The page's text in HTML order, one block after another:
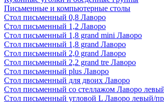
Письменные и компьютерные столы
Стол письменный 0,8 Лаворо
Стол письменный 1,2 Лаворо
Стол письменный 1,8 grand mini Лаворо
Стол письменный 1,8 grand Лаворо
Стол письменный 2,0 grand Лаворо
Стол письменный 2,2 grand tre Лаворо
Стол письменный plus Лаворо
Стол письменный для двоих Лаворо
Стол письменный со стеллажом Лаворо
Стол письменный угловой L Лаворо левый/